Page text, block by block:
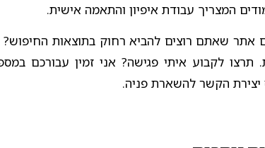
המצריך עבודת איפיון והתאמה אישית.
אתר שאתם רוצים להביא רחוק בתוצאות
תרצו לקבוע איתי פגישה? אני זמין עבורכם
יצירת הקשר להשארת פניה.